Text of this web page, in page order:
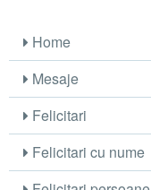
Home
Mesaje
Felicitari
Felicitari cu nume